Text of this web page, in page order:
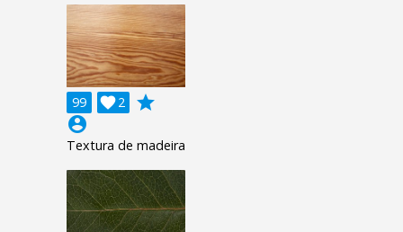
99 2

grade
account_circle
Textura de madeira